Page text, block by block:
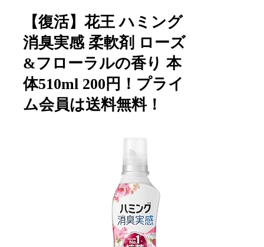
【復活】花王 ハミング
消臭実感 柔軟剤 ローズ
&フローラルの香り 本
体510ml 200円！プライ
ム会員は送料無料！